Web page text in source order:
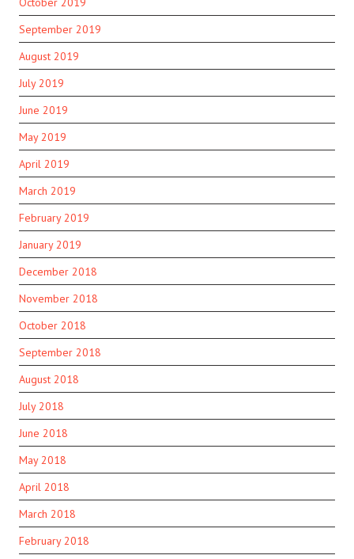
September 2019
August 2019
July 2019
June 2019
May 2019
April 2019
March 2019
February 2019
January 2019
December 2018
November 2018
October 2018
September 2018
August 2018
July 2018
June 2018
May 2018
April 2018
March 2018
February 2018